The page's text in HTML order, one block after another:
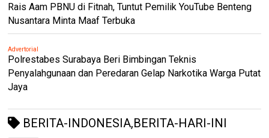
Rais Aam PBNU di Fitnah, Tuntut Pemilik YouTube Benteng
Nusantara Minta Maaf Terbuka
Advertorial
Polrestabes Surabaya Beri Bimbingan Teknis
Penyalahgunaan dan Peredaran Gelap Narkotika Warga Putat
Jaya
BERITA-INDONESIA,BERITA-HARI-INI